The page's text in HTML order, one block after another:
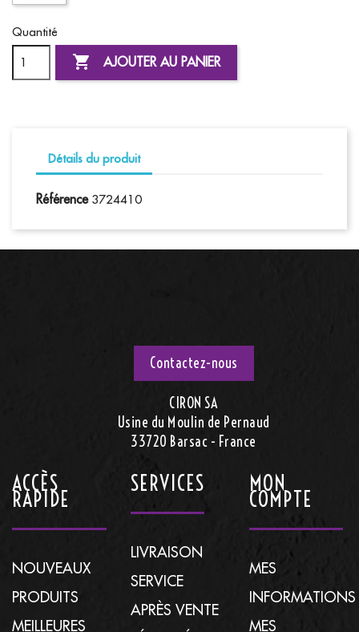
Quantité
 AJOUTER AU PANIER
Détails du produit
Référence 3724410
Contactez-nous
CIRON SA
Usine du Moulin de Pernaud
33720 Barsac - France
ACCÈS
RAPIDE
NOUVEAUX
PRODUITS
MEILLEURES
SERVICES
LIVRAISON
SERVICE
APRÈS VENTE
MON
COMPTE
MES
INFORMATIONS
MES